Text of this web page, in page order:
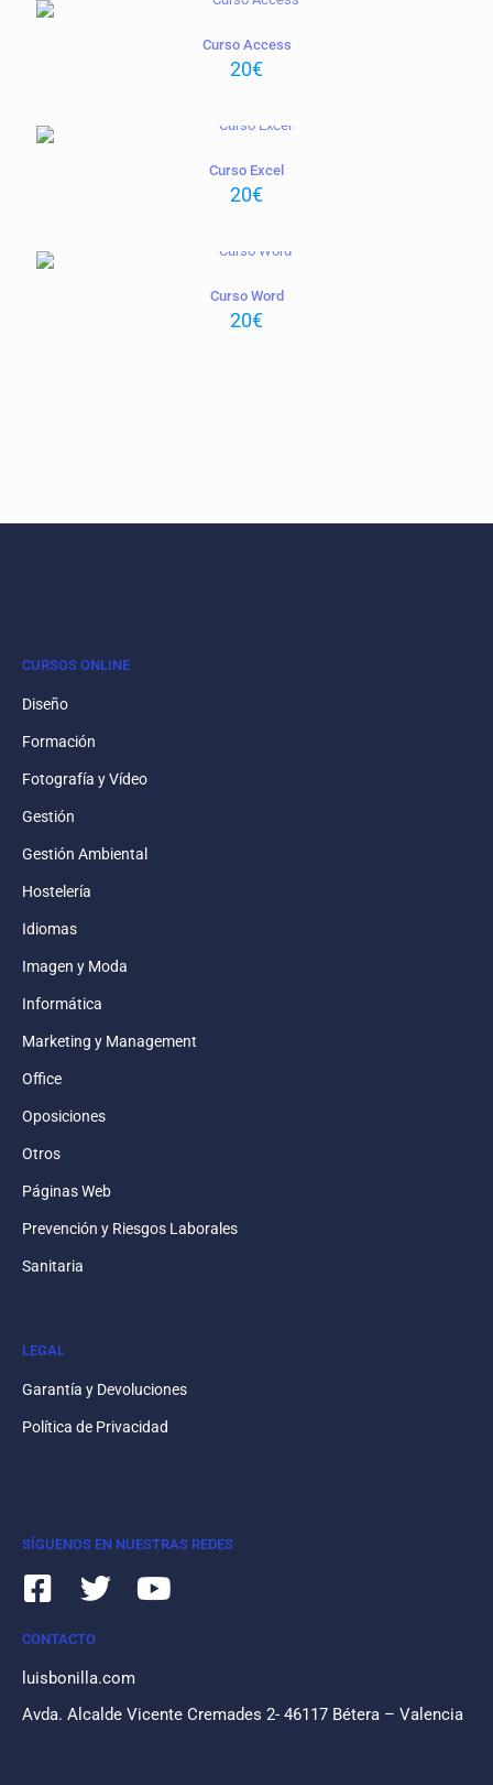
Curso Access
20€
Curso Excel
20€
Curso Word
20€
CURSOS ONLINE
Diseño
Formación
Fotografía y Vídeo
Gestión
Gestión Ambiental
Hostelería
Idiomas
Imagen y Moda
Informática
Marketing y Management
Office
Oposiciones
Otros
Páginas Web
Prevención y Riesgos Laborales
Sanitaria
LEGAL
Garantía y Devoluciones
Política de Privacidad
SÍGUENOS EN NUESTRAS REDES
CONTACTO
luisbonilla.com
Avda. Alcalde Vicente Cremades 2- 46117 Bétera – Valencia